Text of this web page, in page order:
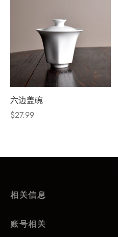
六边盖碗
$27.99
相关信息
账号相关